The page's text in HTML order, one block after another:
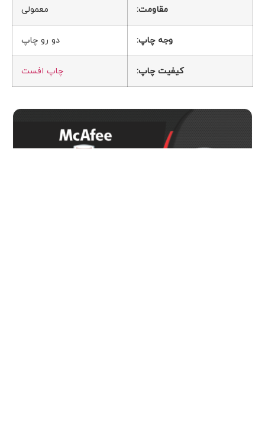
مقاومت: معمولی
وجه چاپ: دو رو چاپ
کیفیت چاپ: چاپ افست